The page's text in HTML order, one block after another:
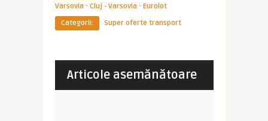
Varsovia· Cluj - Varsovia· Eurolot
Categorii:
Super oferte transport
Articole asemănătoare